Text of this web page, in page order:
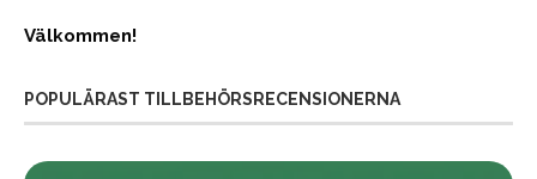
Välkommen!
POPULÄRAST TILLBEHÖRSRECENSIONERNA